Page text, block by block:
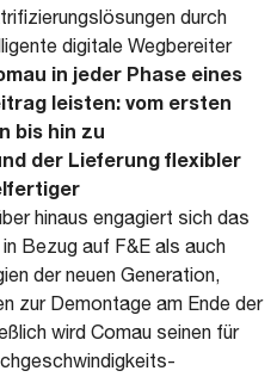
durch
digitale Wegbereiter
in jeder Phase eines
leisten: vom ersten
bis hin zu
der Lieferung flexibler
hinaus engagiert sich das
Bezug auf F&E als auch
der neuen Generation,
zur Demontage am Ende der
wird Comau seinen für